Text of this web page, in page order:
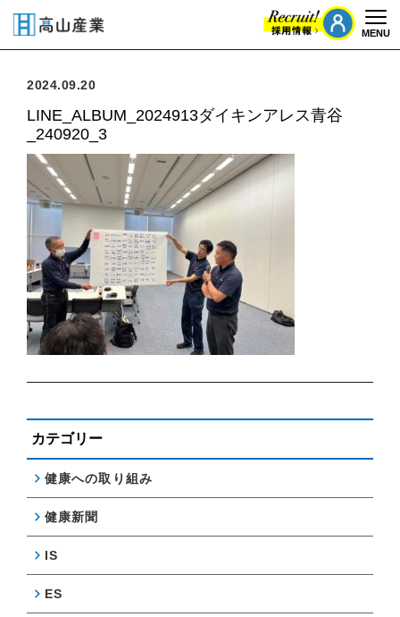
MENU
2024.09.20
LINE_ALBUM_2024913ダイキンアレス青谷
_240920_3
カテゴリー
健康への取り組み
健康新聞
IS
ES